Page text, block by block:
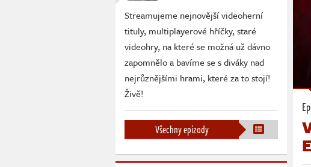
Streamujeme nejnovější videoherní
tituly, multiplayerové hříčky, staré
videohry, na které se možná už dávno
zapomnělo a bavíme se s diváky nad
nejrůznějšími hrami, které za to stojí!
Živě!
Všechny epizody